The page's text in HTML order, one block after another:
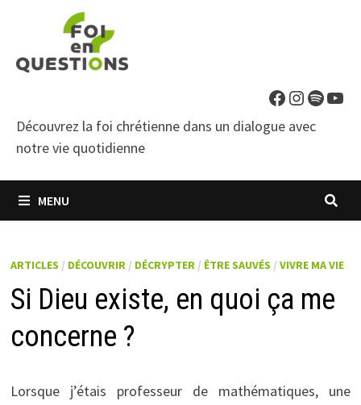
contenu
Facebook
Découvrez la foi chrétienne dans un dialogue avec
notre vie quotidienne
MENU
ARTICLES / DÉCOUVRIR / DÉCRYPTER / ÊTRE SAUVÉS /VIVRE MA VIE
Si Dieu existe, en quoi ça me
concerne ?
Lorsque j’étais professeur de mathématiques, une